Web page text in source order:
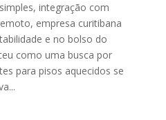
integração com
empresa curitibana
e no bolso do
como uma busca por
para pisos aquecidos se